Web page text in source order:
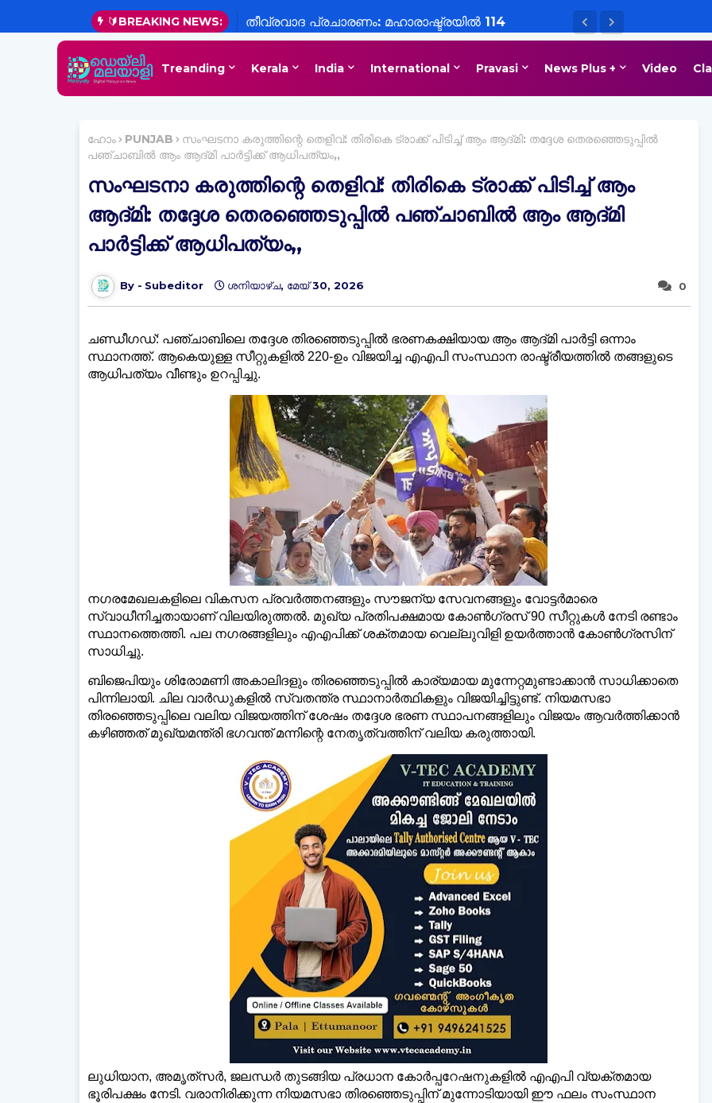
🔰BREAKING NEWS:
തീവ്രവാദ പ്രചാരണം: മഹാരാഷ്ട്രയില്‍ 114
പ്രസിദ്ധീകരണങ്ങള്‍ക്ക് നിരോധനം
Treanding Kerala India International Pravasi News Plus + Video
ഹോം PUNJAB
സംഘടനാ കരുത്തിന്റെ തെളിവ്: തിരികെ ട്രാക്ക് പിടിച്ച് ആം ആദ്‌മി: തദ്ദേശ തെരഞ്ഞെടുപ്പില്‍
പഞ്ചാബില്‍ ആം ആദ്‌മി പാര്‍ട്ടിക്ക് ആധിപത്യം,,
സംഘടനാ കരുത്തിന്റെ തെളിവ്: തിരികെ ട്രാക്ക് പിടിച്ച് ആം
ആദ്‌മി: തദ്ദേശ തെരഞ്ഞെടുപ്പില്‍ പഞ്ചാബില്‍ ആം ആദ്‌മി
പാര്‍ട്ടിക്ക് ആധിപത്യം,,
0
Subeditor ശനിയാഴ്‌ച, മേയ് 30, 2026
ചണ്ഡീഗഡ്: പഞ്ചാബിലെ തദ്ദേശ തിരഞ്ഞെടുപ്പില്‍ ഭരണകക്ഷിയായ ആം ആദ്മി പാർട്ടി ഒന്നാം
സ്ഥാനത്ത്. ആകെയുള്ള സീറ്റുകളില്‍ 220-ഉം വിജയിച്ച എഎപി സംസ്ഥാന രാഷ്ട്രീയത്തില്‍ തങ്ങളുടെ
ആധിപത്യം വീണ്ടും ഉറപ്പിച്ചു.
നഗരമേഖലകളിലെ വികസന പ്രവർത്തനങ്ങളും സൗജന്യ സേവനങ്ങളും വോട്ടർമാരെ
സ്വാധീനിച്ചതായാണ് വിലയിരുത്തല്‍. മുഖ്യ പ്രതിപക്ഷമായ കോണ്‍ഗ്രസ് 90 സീറ്റുകള്‍ നേടി രണ്ടാം
സ്ഥാനത്തെത്തി. പല നഗരങ്ങളിലും എഎപിക്ക് ശക്തമായ വെല്ലുവിളി ഉയർത്താൻ കോണ്‍ഗ്രസിന്
സാധിച്ചു.
ബിജെപിയും ശിരോമണി അകാലിദളും തിരഞ്ഞെടുപ്പില്‍ കാര്യമായ മുന്നേറ്റമുണ്ടാക്കാൻ സാധിക്കാതെ
പിന്നിലായി. ചില വാർഡുകളില്‍ സ്വതന്ത്ര സ്ഥാനാർത്ഥികളും വിജയിച്ചിട്ടുണ്ട്. നിയമസഭാ
തിരഞ്ഞെടുപ്പിലെ വലിയ വിജയത്തിന് ശേഷം തദ്ദേശ ഭരണ സ്ഥാപനങ്ങളിലും വിജയം ആവർത്തിക്കാൻ
കഴിഞ്ഞത് മുഖ്യമന്ത്രി ഭഗവന്ത് മന്നിന്റെ നേതൃത്വത്തിന് വലിയ കരുത്തായി.
ലുധിയാന, അമൃത്‌സർ, ജലന്ധർ തുടങ്ങിയ പ്രധാന കോർപ്പറേഷനുകളില്‍ എഎപി വ്യക്തമായ
ഭൂരിപക്ഷം നേടി. വരാനിരിക്കുന്ന നിയമസഭാ തിരഞ്ഞെടുപ്പിന് മുന്നോടിയായി ഈ ഫലം സംസ്ഥാന
ഡെയ്‌ലി മലയാളി ന്യൂസ്, www.dailymalayaly.com